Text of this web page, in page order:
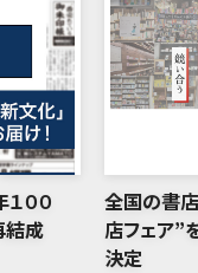
００
結成
全国の書
店フェア”
決定